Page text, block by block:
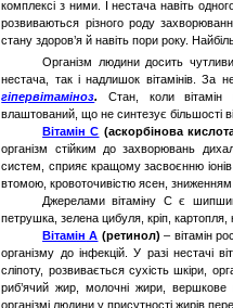
комплексі з ними. І нестача навіть
розвиваються різного роду
стану здоров’я й навіть пори року.
Організм людини досить
нестача, так і надлишок вітамінів. За
гіпервітаміноз. Стан, коливітамін
влаштований, що не синтезує більшості
Вітамін С (аскорбінова
організм стійким до захворювань
систем, сприяє кращому засвоєнню
втомою, кровоточивістю ясен, зниженням
Джерелами вітаміну С є
петрушка, зелена цибуля, кріп, картопля,
Вітамін А (ретинол) – вітамін
організму до інфекцій. У разі нестачі
сліпоту, розвивається сухість шкіри,
риб’ячий жир, молочні жири,
організмі людини у присутності жирів